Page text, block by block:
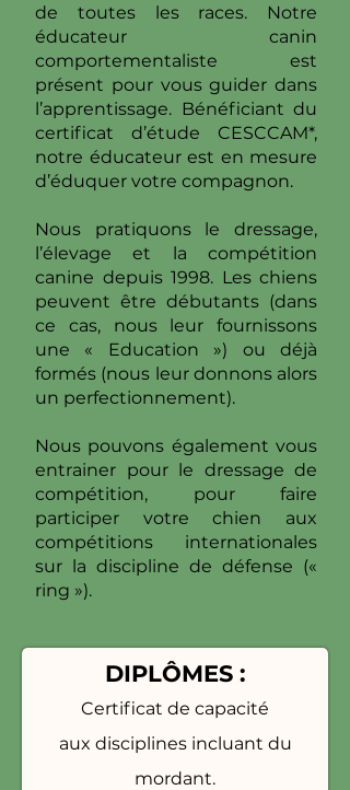
de toutes les races. Notre
éducateur canin
comportementaliste est
présent pour vous guider dans
l’apprentissage. Bénéficiant du
certificat d’étude CESCCAM*,
notre éducateur est en mesure
d’éduquer votre compagnon.
Nous pratiquons le dressage,
l’élevage et la compétition
canine depuis 1998. Les chiens
peuvent être débutants (dans
ce cas, nous leur fournissons
une « Education ») ou déjà
formés (nous leur donnons alors
un perfectionnement).
Nous pouvons également vous
entrainer pour le dressage de
compétition, pour faire
participer votre chien aux
compétitions internationales
sur la discipline de défense («
ring »).
DIPLÔMES :
Certificat de capacité
aux disciplines incluant du
mordant.